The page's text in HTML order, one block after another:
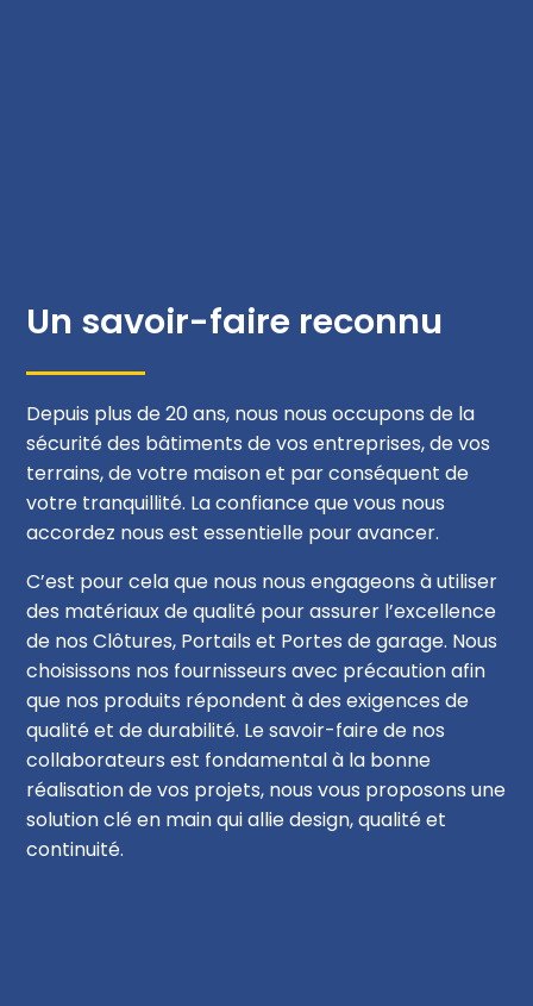
Un savoir-faire reconnu
Depuis plus de 20 ans, nous nous occupons de la
sécurité des bâtiments de vos entreprises, de vos
terrains, de votre maison et par conséquent de
votre tranquillité. La confiance que vous nous
accordez nous est essentielle pour avancer.
C’est pour cela que nous nous engageons à utiliser
des matériaux de qualité pour assurer l’excellence
de nos Clôtures, Portails et Portes de garage. Nous
choisissons nos fournisseurs avec précaution afin
que nos produits répondent à des exigences de
qualité et de durabilité. Le savoir-faire de nos
collaborateurs est fondamental à la bonne
réalisation de vos projets, nous vous proposons une
solution clé en main qui allie design, qualité et
continuité.